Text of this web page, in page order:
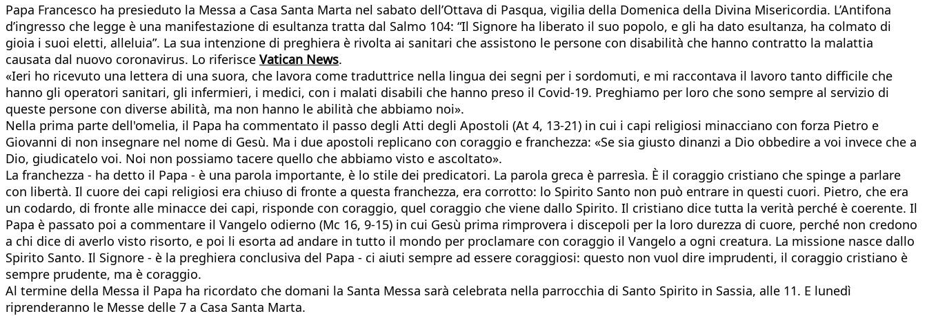
Papa Francesco ha presieduto la Messa a Casa Santa Marta nel sabato dell’Ottava di Pasqua, vigilia della Domenica della Divina Misericordia. L’Antifona
d’ingresso che legge è una manifestazione di esultanza tratta dal Salmo 104: “Il Signore ha liberato il suo popolo, e gli ha dato esultanza, ha colmato di
gioia i suoi eletti, alleluia”. La sua intenzione di preghiera è rivolta ai sanitari che assistono le persone con disabilità che hanno contratto la malattia
causata dal nuovo coronavirus. Lo riferisce Vatican News.
«Ieri ho ricevuto una lettera di una suora, che lavora come traduttrice nella lingua dei segni per i sordomuti, e mi raccontava il lavoro tanto difficile che
hanno gli operatori sanitari, gli infermieri, i medici, con i malati disabili che hanno preso il Covid-19. Preghiamo per loro che sono sempre al servizio di
queste persone con diverse abilità, ma non hanno le abilità che abbiamo noi».
Nella prima parte dell'omelia, il Papa ha commentato il passo degli Atti degli Apostoli (At 4, 13-21) in cui i capi religiosi minacciano con forza Pietro e
Giovanni di non insegnare nel nome di Gesù. Ma i due apostoli replicano con coraggio e franchezza: «Se sia giusto dinanzi a Dio obbedire a voi invece che a
Dio, giudicatelo voi. Noi non possiamo tacere quello che abbiamo visto e ascoltato».
La franchezza - ha detto il Papa - è una parola importante, è lo stile dei predicatori. La parola greca è parresìa. È il coraggio cristiano che spinge a parlare
con libertà. Il cuore dei capi religiosi era chiuso di fronte a questa franchezza, era corrotto: lo Spirito Santo non può entrare in questi cuori. Pietro, che era
un codardo, di fronte alle minacce dei capi, risponde con coraggio, quel coraggio che viene dallo Spirito. Il cristiano dice tutta la verità perché è coerente. Il
Papa è passato poi a commentare il Vangelo odierno (Mc 16, 9-15) in cui Gesù prima rimprovera i discepoli per la loro durezza di cuore, perché non credono
a chi dice di averlo visto risorto, e poi li esorta ad andare in tutto il mondo per proclamare con coraggio il Vangelo a ogni creatura. La missione nasce dallo
Spirito Santo. Il Signore - è la preghiera conclusiva del Papa - ci aiuti sempre ad essere coraggiosi: questo non vuol dire imprudenti, il coraggio cristiano è
sempre prudente, ma è coraggio.
Al termine della Messa il Papa ha ricordato che domani la Santa Messa sarà celebrata nella parrocchia di Santo Spirito in Sassia, alle 11. E lunedì
riprenderanno le Messe delle 7 a Casa Santa Marta.